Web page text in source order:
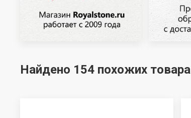
Найдено 154 похожих товара